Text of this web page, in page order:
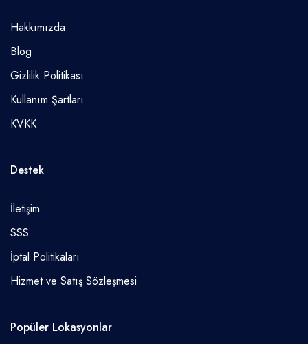
Hakkımızda
Blog
Gizlilik Politikası
Kullanım Şartları
KVKK
Destek
İletişim
SSS
İptal Politikaları
Hizmet ve Satış Sözleşmesi
Popüler Lokasyonlar